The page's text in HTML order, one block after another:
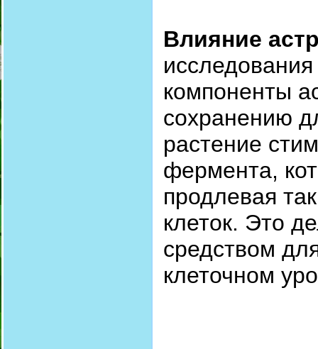
Влияние
компоненты
сохранению
растение
фермента,
продлевая
клеток. Это
средством
клеточном